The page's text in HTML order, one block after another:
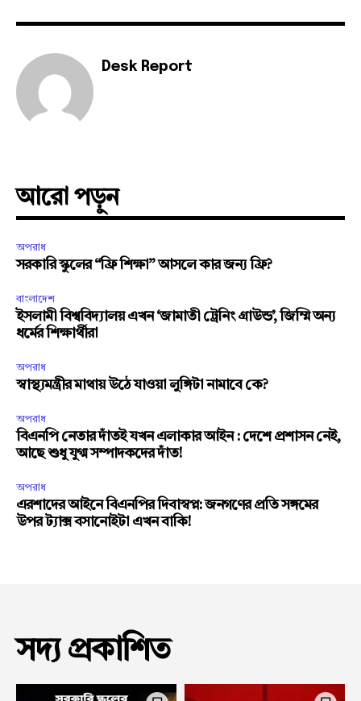
Desk Report
আরো পড়ুন
অপরাধ
সরকারি স্কুলের “ফ্রি শিক্ষা” আসলে কার জন্য ফ্রি?
বাংলাদেশ
ইসলামী বিশ্ববিদ্যালয় এখন ‘জামাতী ট্রেনিং গ্রাউন্ড’, জিম্মি অন্য
ধর্মের শিক্ষার্থীরা
অপরাধ
স্বাস্থ্যমন্ত্রীর মাথায় উঠে যাওয়া লুঙ্গিটা নামাবে কে?
অপরাধ
বিএনপি নেতার দাঁতই যখন এলাকার আইন : দেশে প্রশাসন নেই,
আছে শুধু যুগ্ম সম্পাদকদের দাঁত!
অপরাধ
এরশাদের আইনে বিএনপির দিবাস্বপ্ন: জনগণের প্রতি সঙ্গমের
উপর ট্যাক্স বসানোইটা এখন বাকি!
সদ্য প্রকাশিত